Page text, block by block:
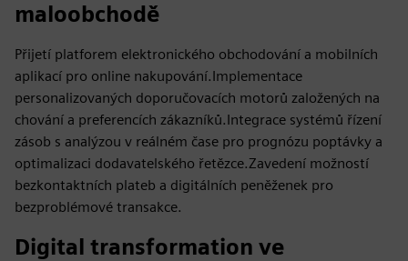
maloobchodě
Přijetí platforem elektronického obchodování a mobilních
aplikací pro online nakupování.Implementace
personalizovaných doporučovacích motorů založených na
chování a preferencích zákazníků.Integrace systémů řízení
zásob s analýzou v reálném čase pro prognózu poptávky a
optimalizaci dodavatelského řetězce.Zavedení možností
bezkontaktních plateb a digitálních peněženek pro
bezproblémové transakce.
Digital transformation ve